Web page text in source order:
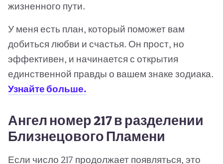
жизненного пути.
У меня есть план, который поможет вам
добиться любви и счастья. Он прост, но
эффективен, и начинается с открытия
единственной правды о вашем знаке зодиака.
Узнайте больше.
Ангел номер 217 в разделении
Близнецового Пламени
Если число 217 продолжает появляться, это